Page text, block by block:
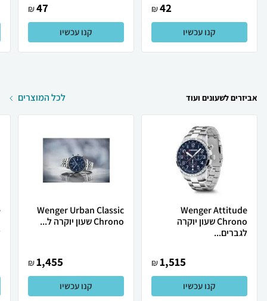
42
₪
קנו עכשיו
47
₪
קנו עכשיו
אביזרים לשעונים ועוד לכל המוצרים
Wenger Attitude
Chrono שעון יוקרה
לגברים...
1,515
₪
קנו עכשיו
Wenger Urban Classic
Chrono שעון יוקרה ל...
1,455
₪
קנו עכשיו